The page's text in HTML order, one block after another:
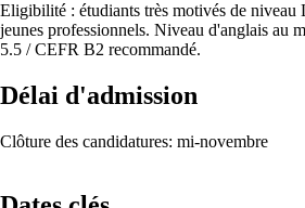
Eligibilité : étudiants très motivés de niveau
jeunes professionnels. Niveau d'anglais au
5.5 / CEFR B2 recommandé.
Délai d'admission
Clôture des candidatures: mi-novembre